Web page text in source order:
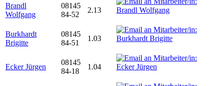
Brandl
Wolfgang
08145
84-52
2.13
Burkhardt
Brigitte
08145
84-51
1.03
Ecker Jürgen
08145
84-18
1.04